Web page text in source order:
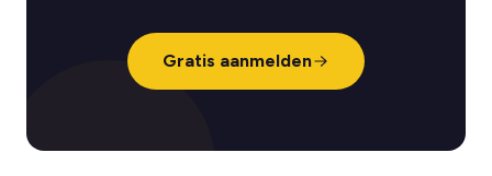
Gratis aanmelden